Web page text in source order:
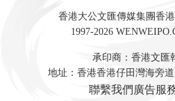
財經 地產 投資
訪談 直播
藝術 文學
香港大公文匯傳媒集團香
1997-2026
承印商：香港文匯
地址：香港香港仔田灣海旁
聯繫我們 廣告服